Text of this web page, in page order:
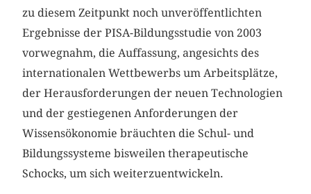
zu diesem Zeitpunkt noch unveröffentlichten
Ergebnisse der PISA-Bildungsstudie von 2003
vorwegnahm, die Auffassung, angesichts des
internationalen Wettbewerbs um Arbeitsplätze,
der Herausforderungen der neuen Technologien
und der gestiegenen Anforderungen der
Wissensökonomie bräuchten die Schul- und
Bildungssysteme bisweilen therapeutische
Schocks, um sich weiterzuentwickeln.